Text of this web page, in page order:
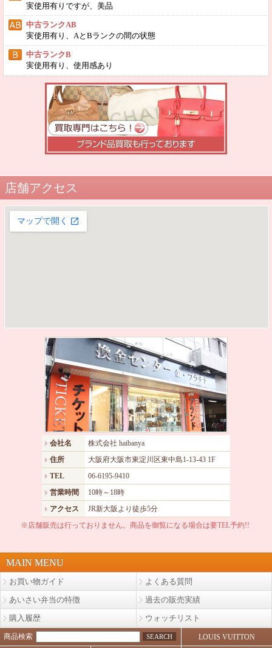
実使用有りですが、美品
中古ランクAB
実使用有り、AとBランクの間の状態
中古ランクB
実使用有り、使用感あり
店舗アクセス
会社名
株式会社 haibanya
住所
大阪府大阪市東淀川区東中島1-13-43 1F
TEL
06-6195-9410
営業時間
10時～18時
アクセス
JR新大阪より徒歩5分
※店舗販売は行っておりません。商品を御覧になる場合は要TEL予約!!
MAIN MENU
お買い物ガイド
よくある質問
あいさい弁当の特徴
過去の販売実績
購入履歴
ウォッチリスト
商品検索 SEARCH LOUIS VUITTON